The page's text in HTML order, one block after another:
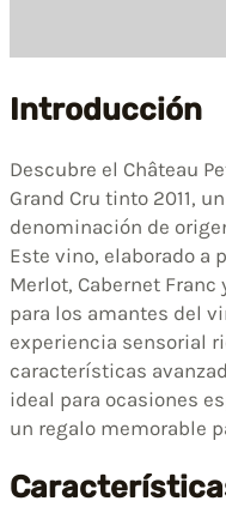
Introducción
Descubre el Château
Grand Cru tinto 2011,
denominación de
Este vino, elaborado a
Merlot, Cabernet
para los amantes del
experiencia sensorial
características
ideal para ocasiones
un regalo memorable